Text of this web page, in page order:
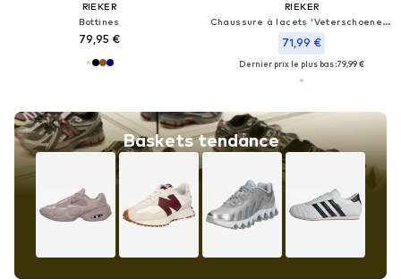
RIEKER
Bottines
79,95 €
Baskets tendance
RIEKER
Chaussure à lacets 'Veterschoenen Hoog'
71,99 €
Dernier prix le plus bas :79,99 €